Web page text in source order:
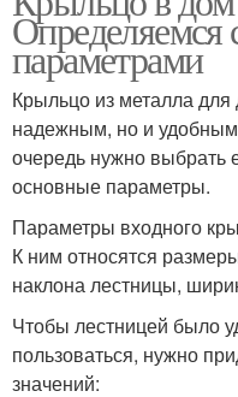
Определяемся
параметрами
Крыльцо из металла
надежным, но и
очередь нужно выбрать
основные параметры.
Параметры входного
К ним относятся
наклона лестницы,
Чтобы лестницей было
пользоваться, нужно
значений: